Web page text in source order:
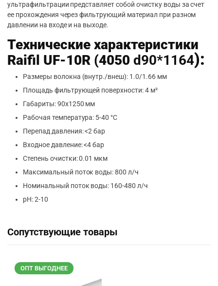
ультрафильтрации представляет собой очистку воды за счет
ее прохождения через фильтрующий материал при разном
давлении на входе и на выходе.
Технические характеристики
Raifil UF-10R (4050 d90*1164):
Размеры волокна (внутр./внеш): 1.0/1.66 мм
Площадь фильтрующей поверхности: 4 м²
Габариты: 90х1250 мм
Рабочая температура: 5-40 °С
Перепад давления: <2 бар
Входное давление: <4 бар
Степень очистки: 0.01 мкм
Максимальный поток воды: 800 л/ч
Номинальный поток воды: 160-480 л/ч
pH: 2-10
Сопутствующие товары
ОПТ ВЫГОДНЕЕ